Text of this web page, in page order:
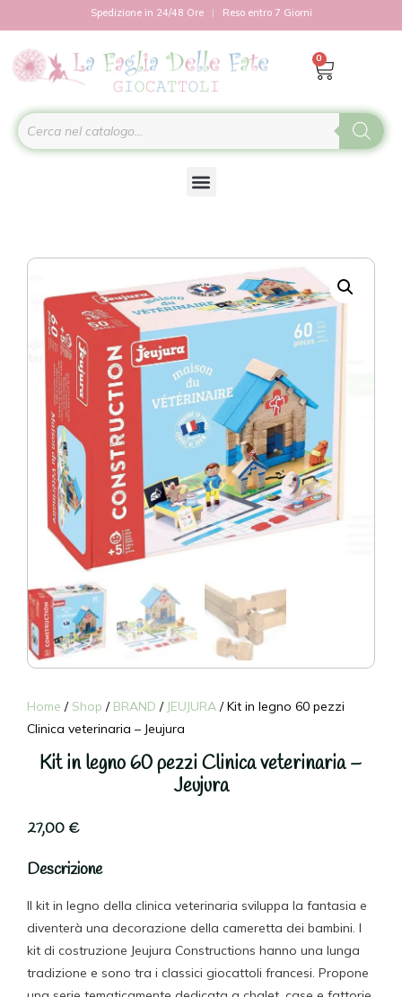
Spedizione in 24/48 Ore Reso entro 7 Giorni
0
Home / Shop / BRAND / JEUJURA / Kit in legno 60 pezzi
Clinica veterinaria – Jeujura
Kit in legno 60 pezzi Clinica veterinaria –
Jeujura
27,00€
Descrizione
Il kit in legno della clinica veterinaria sviluppa la fantasia e
diventerà una decorazione della cameretta dei bambini. I
kit di costruzione Jeujura Constructions hanno una lunga
tradizione e sono tra i classici giocattoli francesi. Propone